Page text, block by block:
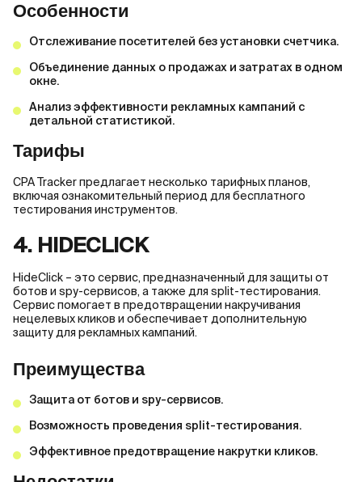
Особенности
Отслеживание посетителей без установки счетчика.
Объединение данных о продажах и затратах в одном
окне.
Анализ эффективности рекламных кампаний с
детальной статистикой.
Тарифы
CPA Tracker предлагает несколько тарифных планов,
включая ознакомительный период для бесплатного
тестирования инструментов.
4. HIDECLICK
HideClick – это сервис, предназначенный для защиты от
ботов и spy-сервисов, а также для split-тестирования.
Сервис помогает в предотвращении накручивания
нецелевых кликов и обеспечивает дополнительную
защиту для рекламных кампаний.
Преимущества
Защита от ботов и spy-сервисов.
Возможность проведения split-тестирования.
Эффективное предотвращение накрутки кликов.